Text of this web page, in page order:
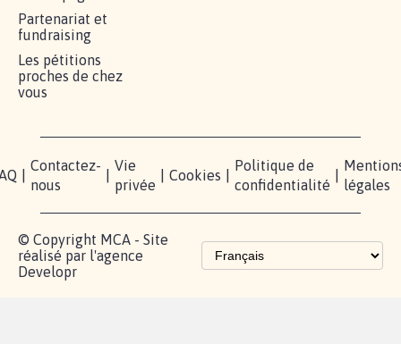
Partenariat et
fundraising
Les pétitions
proches de chez
vous
Contactez-
nous
Vie
privée
Cookies
Politique de
confidentialité
légales
© Copyright MCA - Site
réalisé par l'agence
Developr